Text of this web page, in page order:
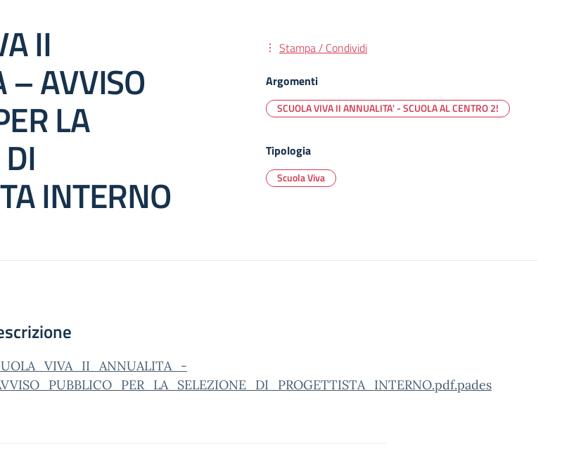
II
– AVVISO
LA
INTERNO
Stampa / Condividi
Argomenti
SCUOLA VIVA II ANNUALITA' - SCUOLA AL CENTRO 2!
Tipologia
Scuola Viva